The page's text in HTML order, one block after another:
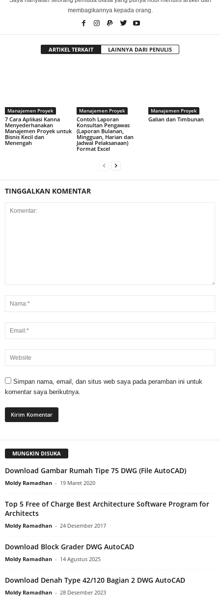
membagikannya kepada orang.
ARTIKEL TERKAIT LAINNYA DARI PENULIS
Manajemen Proyek
7 Cara Aplikasi Kanna
Menyederhanakan
Manajemen Proyek untuk
Bisnis Kecil dan
Menengah
Manajemen Proyek
Contoh Laporan
Konsultan Pengawas
(Laporan Bulanan,
Mingguan, Harian dan
Jadwal Pelaksanaan)
Format Excel
Manajemen Proyek
Galian dan Timbunan
TINGGALKAN KOMENTAR
Simpan nama, email, dan situs web saya pada peramban ini untuk
komentar saya berikutnya.
MUNGKIN DISUKA
Download Gambar Rumah Tipe 75 DWG (File AutoCAD)
Moldy Ramadhan - 19 Maret 2020
Top 5 Free of Charge Best Architecture Software Program for
Architects
Moldy Ramadhan - 24 Desember 2017
Download Block Grader DWG AutoCAD
Moldy Ramadhan - 14 Agustus 2025
Download Denah Type 42/120 Bagian 2 DWG AutoCAD
Moldy Ramadhan - 28 Desember 2023